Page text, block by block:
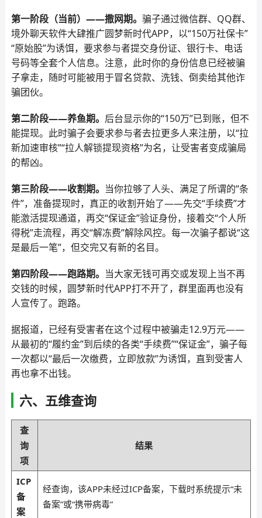
第一阶段（当前）——撒网期。 骗子通过微信群、QQ群、
境外聊天软件大肆推广圆梦新时代APP，以“150万社保卡”
“原始股”为诱饵，要求参与者提交身份证、银行卡、电话
号码等全套个人信息。注意，此时你的身份信息已经被骗
子拿走，随时可能被用于冒名贷款、洗钱、倒卖给其他诈
骗团伙。
第二阶段——养鱼期。 后台显示你的“150万”已到账，但不
能提现。此时骗子会要求参与者去拉更多人来注册，以“拉
新加速审核”“拉人解锁提现资格”为名，让受害者变成骗局
的帮凶。
第三阶段——收割期。 当你拉够了人头、满足了所谓的“条
件”，准备提现时，真正的收割开始了——先交“手续费”才
能激活提现通道，再交“保证金”验证身份，接着交“个人所
得税”走流程，再交“解冻费”解除风控。每一次骗子都说“这
是最后一笔”，但交完又有新的名目。
第四阶段——跑路期。 当大家无钱可再交或发现上当不再
交钱的时候，圆梦新时代APP打不开了，群里面再也没有
人宣传了。跑路。
据报道，已经有受害者在这个过程中被骗走12.9万元——
从最初的“履约金”到后续的各类“手续费”“保证金”，骗子每
一次都以“最后一次缴费，立即放款”为诱饵，直到受害人
再也拿不出钱。
六、五维查询
查
询
项
结果
ICP
备
案
经查询，该APP未经过ICP备案，下载时系统提示“未
备案”或“携带病毒”